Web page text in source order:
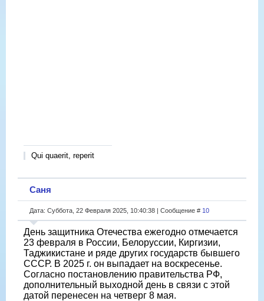
Qui quaerit, reperit
Саня
Дата: Суббота, 22 Февраля 2025, 10:40:38 | Сообщение # 10
День защитника Отечества ежегодно отмечается
23 февраля в России, Белоруссии, Киргизии,
Таджикистане и ряде других государств бывшего
СССР. В 2025 г. он выпадает на воскресенье.
Согласно постановлению правительства РФ,
дополнительный выходной день в связи с этой
датой перенесен на четверг 8 мая.